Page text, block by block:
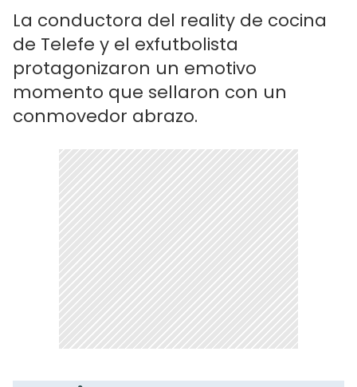
La conductora del reality de cocina
de Telefe y el exfutbolista
protagonizaron un emotivo
momento que sellaron con un
conmovedor abrazo.